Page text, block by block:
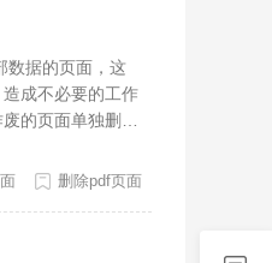
据的页面，这
成不必要的工作
的页面单独删
删除pdf页面